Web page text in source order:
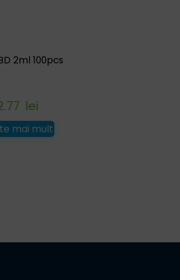
2ml 100pcs
lei
mai mult